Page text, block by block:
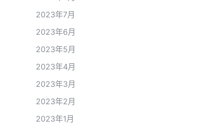
2023年7月
2023年6月
2023年5月
2023年4月
2023年3月
2023年2月
2023年1月